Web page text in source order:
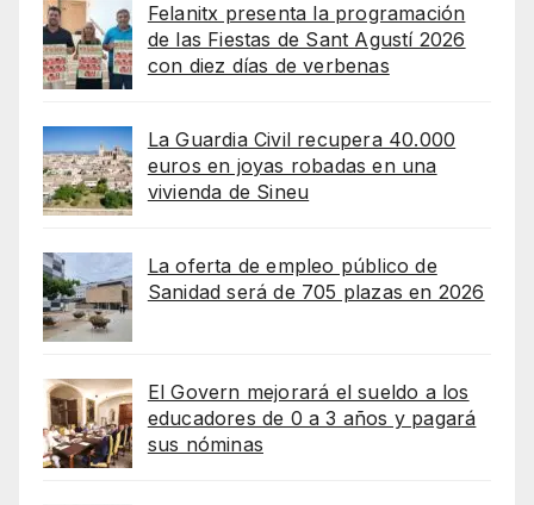
Felanitx presenta la programación
de las Fiestas de Sant Agustí 2026
con diez días de verbenas
La Guardia Civil recupera 40.000
euros en joyas robadas en una
vivienda de Sineu
La oferta de empleo público de
Sanidad será de 705 plazas en 2026
El Govern mejorará el sueldo a los
educadores de 0 a 3 años y pagará
sus nóminas